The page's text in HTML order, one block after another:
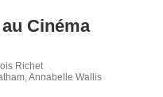
Cinéma
Richet
Annabelle Wallis